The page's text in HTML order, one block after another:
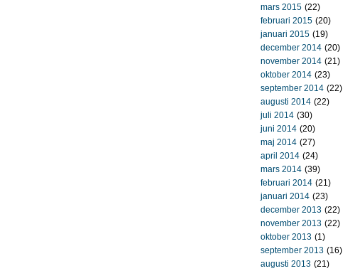
mars 2015 (22)
februari 2015 (20)
januari 2015 (19)
december 2014 (20)
november 2014 (21)
oktober 2014 (23)
september 2014 (22)
augusti 2014 (22)
juli 2014 (30)
juni 2014 (20)
maj 2014 (27)
april 2014 (24)
mars 2014 (39)
februari 2014 (21)
januari 2014 (23)
december 2013 (22)
november 2013 (22)
oktober 2013 (1)
september 2013 (16)
augusti 2013 (21)